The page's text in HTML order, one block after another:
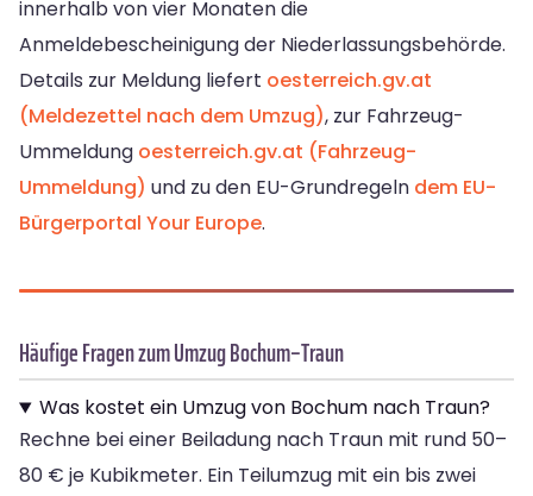
innerhalb von vier Monaten die
Anmeldebescheinigung der Niederlassungsbehörde.
Details zur Meldung liefert oesterreich.gv.at
(Meldezettel nach dem Umzug), zur Fahrzeug-
Ummeldung oesterreich.gv.at (Fahrzeug-
Ummeldung) und zu den EU-Grundregeln dem EU-
Bürgerportal Your Europe.
Häufige Fragen zum Umzug Bochum–Traun
Was kostet ein Umzug von Bochum nach Traun?
Rechne bei einer Beiladung nach Traun mit rund 50–
80 € je Kubikmeter. Ein Teilumzug mit ein bis zwei